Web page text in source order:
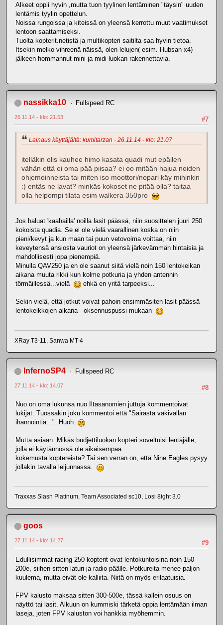
Alkeet oppii hyvin ,mutta tuon tyylinen lentäminen "täysin" uuden
lentämis tyylin opettelun.
Noissa rungoissa ja kiteissä on yleensä kerrottu muut vaatimukset
lentoon saattamiseksi.
Tuolta kopterit.netistä ja multikopteri saitilta saa hyvin tietoa.
Itsekin melko vihreenä näissä, olen lelujen( esim. Hubsan x4)
jälkeen hommannut mini ja midi luokan rakennettavia.
nassikka10 Fullspeed RC
#7
26.11.14 - klo: 21.53
Lainaus käyttäjältä: kumitarzan - 26.11.14 - klo: 21.07
itelläkin olis kauhee himo kasata quadi mut epäilen
vähän että ei oma pää piisaa? ei oo mitään hajua noiden
ohjemoinneista tai miten iso moottori/nopari käy mihinkin
:) entäs ne lavat? minkäs kokoset ne pitää olla? taitaa
olla helpompi tilata esim walkera 350pro
Jos haluat 'kaahailla' noilla lasit päässä, niin suosittelen juuri 250
kokoista quadia. Se ei ole vielä vaarallinen koska on niin
pieni/kevyt ja kun maan tai puun vetovoima voittaa, niin
keveytensä ansiosta vauriot on yleensä järkevämmän hintaisia ja
mahdollisesti jopa pienempiä.
Minulla QAV250 ja en ole saanut siitä vielä noin 150 lentokeikan
aikana muuta rikki kun kolme potkuria ja yhden antennin
törmäillessä...vielä
ehkä en yritä tarpeeksi...
Sekin vielä, että jotkut voivat pahoin ensimmäsiten lasit päässä
lentokeikkojen aikana - oksennuspussi mukaan
XRay T3-11, Sanwa MT-4
InfernoSP4 Fullspeed RC
#8
27.11.14 - klo: 14.07
Nuo on oma lukunsa nuo Iltasanomien juttuja kommentoivat
lukijat. Tuossakin joku kommentoi että "Sairasta väkivallan
ihannointia...". Huoh.
Mutta asiaan: Mikäs budjettiluokan kopteri soveltuisi lentäjälle,
jolla ei käytännössä ole aikaisempaa
kokemusta koptereista? Tai sen verran on, että Nine Eagles pysyy
jollakin tavalla leijunnassa.
Traxxas Slash Platinum, Team Associated sc10, Losi 8ight 3.0
goos
#9
27.11.14 - klo: 14.27
Edullisimmat racing 250 kopterit ovat lentokuntoisina noin 150-
200e, siihen sitten laturi ja radio päälle. Potkureita menee paljon
kuulema, mutta eivät ole kalliita. Niitä on myös erilaatuisia.
FPV kalusto maksaa sitten 300-500e, tässä kallein osuus on
näyttö tai lasit. Alkuun on kummiski tärketä oppia lentämään ilman
laseja, joten FPV kaluston voi hankkia myöhemmin.